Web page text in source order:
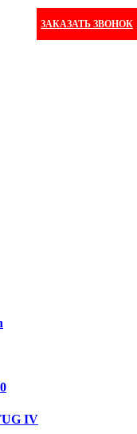
ЗАКАЗАТЬ ЗВОНОК
IV